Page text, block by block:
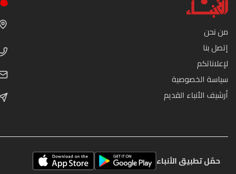
من نحن
إتصل بنا
لإعلاناتكم
سياسة الخصوصية
أرشيف الأنباء القديم
حمّل تطبيق الأنباء